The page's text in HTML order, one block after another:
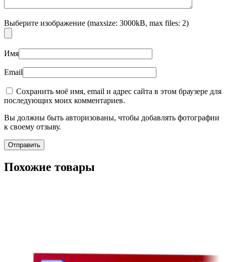
Выберите изображение (maxsize: 3000kB, max files: 2)
Имя
Email
Сохранить моё имя, email и адрес сайта в этом браузере для
последующих моих комментариев.
Вы должны быть авторизованы, чтобы добавлять фотографии
к своему отзыву.
Похожие товары